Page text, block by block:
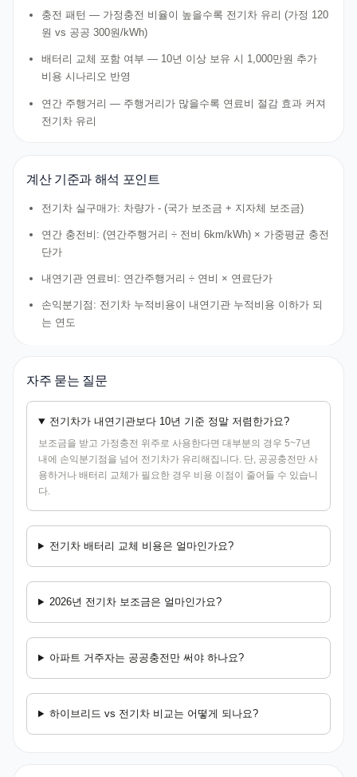
충전 패턴 — 가정충전 비율이 높을수록 전기차 유리 (가정 120
원 vs 공공 300원/kWh)
배터리 교체 포함 여부 — 10년 이상 보유 시 1,000만원 추가
비용 시나리오 반영
연간 주행거리 — 주행거리가 많을수록 연료비 절감 효과 커져
전기차 유리
계산 기준과 해석 포인트
전기차 실구매가: 차량가 - (국가 보조금 + 지자체 보조금)
연간 충전비: (연간주행거리 ÷ 전비 6km/kWh) × 가중평균 충전
단가
내연기관 연료비: 연간주행거리 ÷ 연비 × 연료단가
손익분기점: 전기차 누적비용이 내연기관 누적비용 이하가 되
는 연도
자주 묻는 질문
전기차가 내연기관보다 10년 기준 정말 저렴한가요?
보조금을 받고 가정충전 위주로 사용한다면 대부분의 경우 5~7년
내에 손익분기점을 넘어 전기차가 유리해집니다. 단, 공공충전만 사
용하거나 배터리 교체가 필요한 경우 비용 이점이 줄어들 수 있습니
다.
전기차 배터리 교체 비용은 얼마인가요?
2026년 전기차 보조금은 얼마인가요?
아파트 거주자는 공공충전만 써야 하나요?
하이브리드 vs 전기차 비교는 어떻게 되나요?